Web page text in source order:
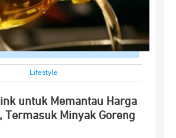
Lifestyle
untuk Memantau Harga
Termasuk Minyak Goreng